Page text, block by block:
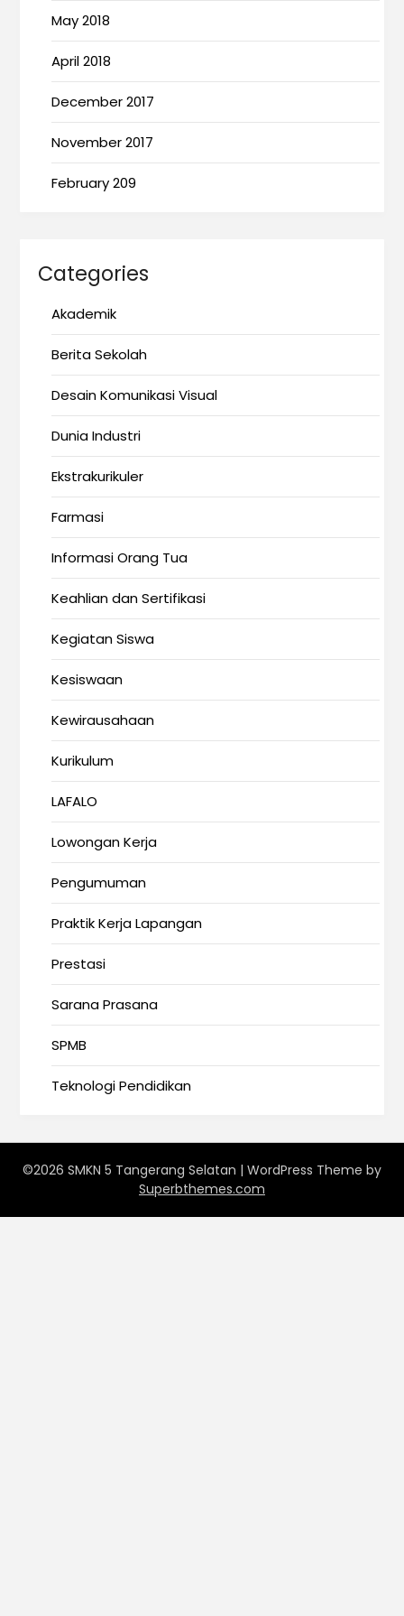
May 2018
April 2018
December 2017
November 2017
February 209
Categories
Akademik
Berita Sekolah
Desain Komunikasi Visual
Dunia Industri
Ekstrakurikuler
Farmasi
Informasi Orang Tua
Keahlian dan Sertifikasi
Kegiatan Siswa
Kesiswaan
Kewirausahaan
Kurikulum
LAFALO
Lowongan Kerja
Pengumuman
Praktik Kerja Lapangan
Prestasi
Sarana Prasana
SPMB
Teknologi Pendidikan
©2026 SMKN 5 Tangerang Selatan | WordPress Theme by
Superbthemes.com